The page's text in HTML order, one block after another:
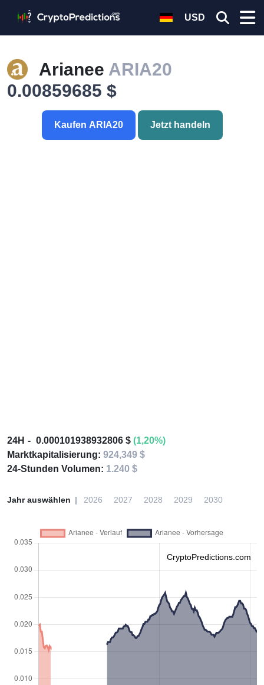
USD
Arianee ARIA20
0.00859685 $
Kaufen ARIA20 Jetzt handeln
24H 0.000101938932806 $ (1,20%)
Marktkapitalisierung: 924,349 $
24-Stunden Volumen: 1.240 $
Jahr auswählen 2026 2027 2028 2029 2030
CryptoPredictions.com